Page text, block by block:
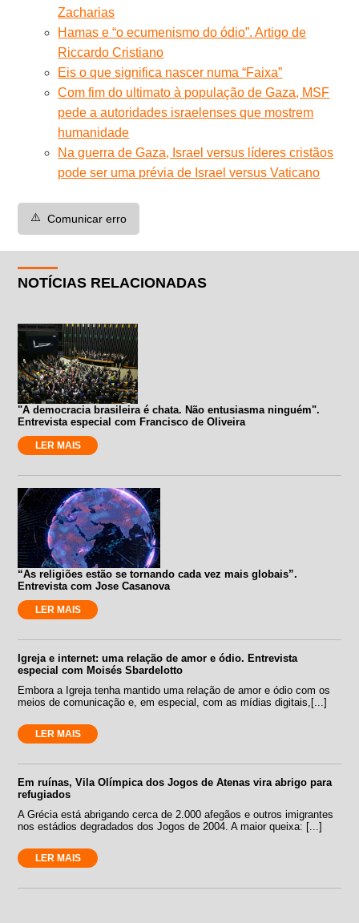
Zacharias
Hamas e “o ecumenismo do ódio”. Artigo de
Riccardo Cristiano
Eis o que significa nascer numa “Faixa”
Com fim do ultimato à população de Gaza, MSF
pede a autoridades israelenses que mostrem
humanidade
Na guerra de Gaza, Israel versus líderes cristãos
pode ser uma prévia de Israel versus Vaticano
⚠️ Comunicar erro
NOTÍCIAS RELACIONADAS
"A democracia brasileira é chata. Não entusiasma ninguém".
Entrevista especial com Francisco de Oliveira
LER MAIS
“As religiões estão se tornando cada vez mais globais”.
Entrevista com Jose Casanova
LER MAIS
Igreja e internet: uma relação de amor e ódio. Entrevista
especial com Moisés Sbardelotto
Embora a Igreja tenha mantido uma relação de amor e ódio com os
meios de comunicação e, em especial, com as mídias digitais,[...]
LER MAIS
Em ruínas, Vila Olímpica dos Jogos de Atenas vira abrigo para
refugiados
A Grécia está abrigando cerca de 2.000 afegãos e outros imigrantes
nos estádios degradados dos Jogos de 2004. A maior queixa: [...]
LER MAIS